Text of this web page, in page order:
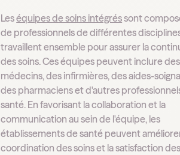
Leséquipes de soins intégréssont
de professionnels de différentes
travaillent ensemble pour assurer la
des soins. Ces équipes peuvent inclure des
médecins, des infirmières, des aides-
des pharmaciens et d'autres
santé. En favorisant la collaboration et la
communication au sein de l'équipe, les
établissements de santé peuvent
coordination des soins et la satisfaction